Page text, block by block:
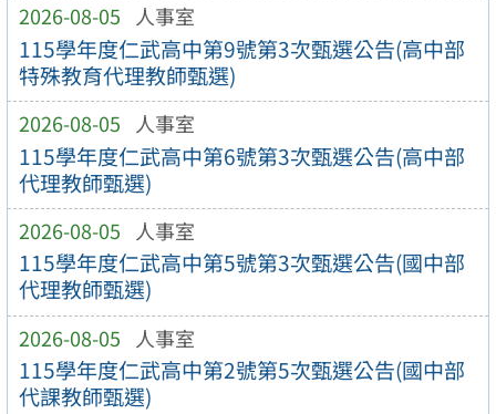
2026-08-05 人事室
115學年度仁武高中第9號第3次甄選公告(高中部
特殊教育代理教師甄選)
2026-08-05 人事室
115學年度仁武高中第6號第3次甄選公告(高中部
代理教師甄選)
2026-08-05 人事室
115學年度仁武高中第5號第3次甄選公告(國中部
代理教師甄選)
2026-08-05 人事室
115學年度仁武高中第2號第5次甄選公告(國中部
代課教師甄選)